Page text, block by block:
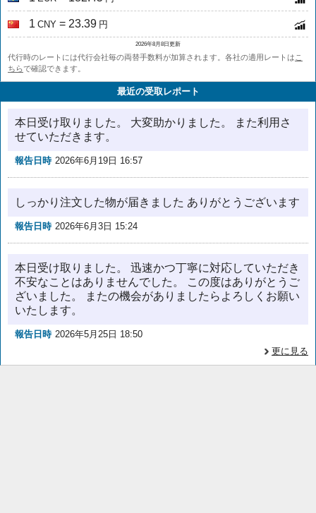
1 CNY = 23.39 円
2026年8月8日更新
代行時のレートには代行会社毎の両替手数料が加算されます。各社の適用レートは こ
ちらで確認できます。
最近の受取レポート
本日受け取りました。 大変助かりました。 また利用さ
せていただきます。
報告日時 2026年6月19日 16:57
しっかり注文した物が届きました ありがとうございます
報告日時 2026年6月3日 15:24
本日受け取りました。 迅速かつ丁寧に対応していただき
不安なことはありませんでした。 この度はありがとうご
ざいました。 またの機会がありましたらよろしくお願い
いたします。
報告日時 2026年5月25日 18:50
更に見る